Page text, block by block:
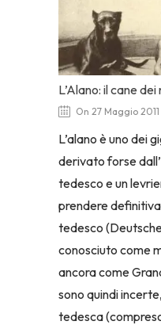
L’Alano: il cane dei
On 27 Maggio 2011
L’alano è uno dei
derivato forse
tedesco e un
prendere
tedesco
conosciuto come
ancora come
sono quindi
tedesca